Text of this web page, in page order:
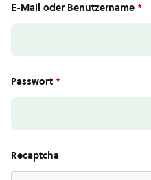
E-Mail oder Benutzername *
Passwort *
Recaptcha